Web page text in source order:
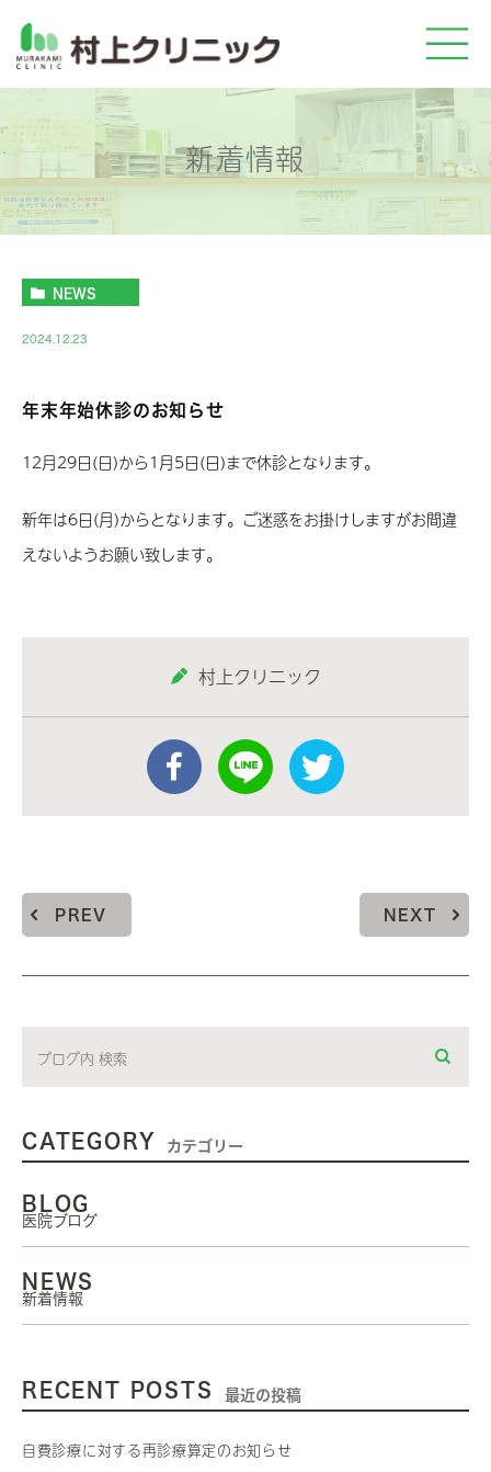
新着情報
NEWS
2024.12.23
年末年始休診のお知らせ
12月29日(日)から1月5日(日)まで休診となります。
新年は6日(月)からとなります。ご迷惑をお掛けしますがお間違
えないようお願い致します。
村上クリニック
PREV NEXT
CATEGORY カテゴリー
BLOG
医院ブログ
NEWS
新着情報
RECENT POSTS 最近の投稿
自費診療に対する再診療算定のお知らせ